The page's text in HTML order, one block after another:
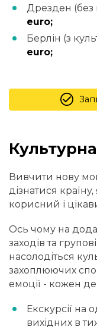
Дрезден (без
euro;
Берлін (з
euro;
Вивчити нову
дізнатися
корисний і
Ось чому на
заходів та
насолодіться
захоплюючих
емоції - кожен
Екскурсії на
вихідних в